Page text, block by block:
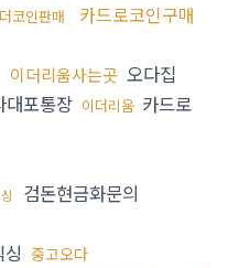
코인판매
카드로코인구매
이더리움사는곳 오다집
대포통장 이더리움 카드로
검돈현금화문의
중고오다